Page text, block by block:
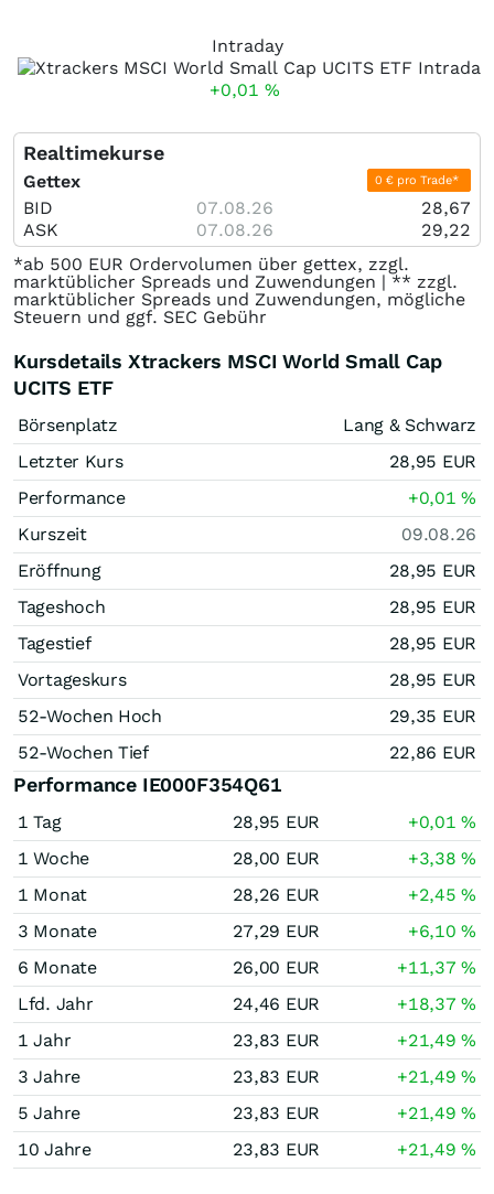
Intraday
+0,01 %
Realtimekurse
Gettex 0 € pro Trade*
BID 07.08.26
28,67
ASK
07.08.26
29,22
*ab 500 EUR Ordervolumen über gettex, zzgl.
marktüblicher Spreads und Zuwendungen | ** zzgl.
marktüblicher Spreads und Zuwendungen, mögliche
Steuern und ggf. SEC Gebühr
Kursdetails Xtrackers MSCI World Small Cap
UCITS ETF
Börsenplatz
Lang & Schwarz
Letzter Kurs
28,95 EUR
Performance
+0,01%
Kurszeit
09.08.26
Eröffnung
28,95 EUR
Tageshoch
28,95 EUR
Tagestief
28,95 EUR
Vortageskurs
28,95 EUR
52-Wochen Hoch
29,35 EUR
52-Wochen Tief
22,86 EUR
Performance IE000F354Q61
1 Tag 28,95 EUR +0,01%
1 Woche
28,00 EUR +3,38%
1 Monat
28,26 EUR +2,45%
3 Monate
27,29 EUR +6,10%
6 Monate
26,00 EUR +11,37%
Lfd. Jahr
24,46 EUR +18,37%
1 Jahr
23,83 EUR +21,49%
3 Jahre
23,83 EUR +21,49%
5 Jahre
23,83 EUR +21,49%
10 Jahre
23,83 EUR +21,49%